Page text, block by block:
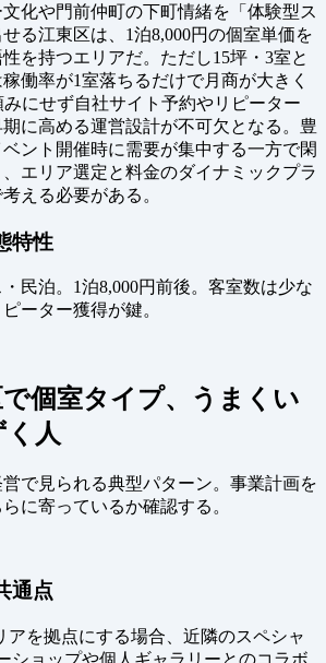
化や門前仲町の下町情緒を「体験型ス
る江東区は、1泊8,000円の個室単価を
を持つエリアだ。ただし15坪・3室と
働率が1室落ちるだけで月商が大きく
にせず自社サイト予約やリピーター
に高める運営設計が不可欠となる。豊
ント開催時に需要が集中する一方で閑
エリア選定と料金のダイナミックプラ
える必要がある。
特性
民泊。1泊8,000円前後。客室数は少な
ーター獲得が鍵。
個室タイプ、うまくい
く人
で見られる典型パターン。事業計画を
に寄っているか確認する。
通点
アを拠点にする場合、近隣のスペシャ
ショップや個人ギャラリーとのコラボ